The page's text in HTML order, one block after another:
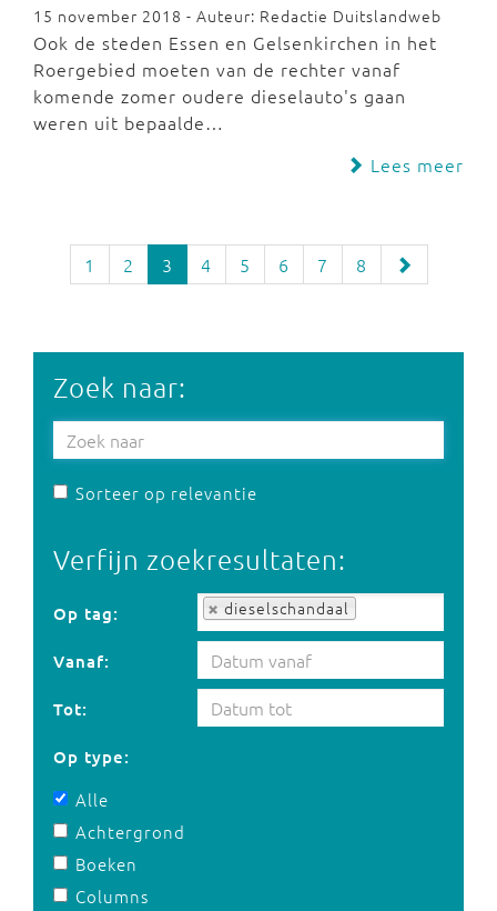
15 november 2018 - Auteur: Redactie Duitslandweb
Ook de steden Essen en Gelsenkirchen in het
Roergebied moeten van de rechter vanaf
komende zomer oudere dieselauto's gaan
weren uit bepaalde…
Lees meer
1 2 3 4 5 6 7 8
Zoek naar:
Sorteer op relevantie
Verfijn zoekresultaten:
Op tag: dieselschandaal
Op tag:
Vanaf:
Tot:
Op type:
Alle
Achtergrond
Boeken
Columns